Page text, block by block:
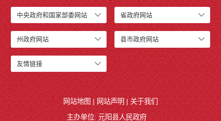
中央政府和国家部委网站 省政府网站
州政府网站 县市政府网站
友情链接
网站地图 | 网站声明 | 关于我们
主办单位: 元阳县人民政府